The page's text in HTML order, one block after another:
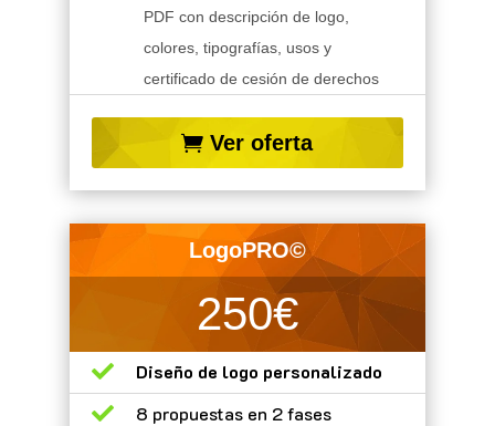
PDF con descripción de logo,
colores, tipografías, usos y
certificado de cesión de derechos
Ver oferta
LogoPRO©
250€

Diseño de logo personalizado

8 propuestas en 2 fases